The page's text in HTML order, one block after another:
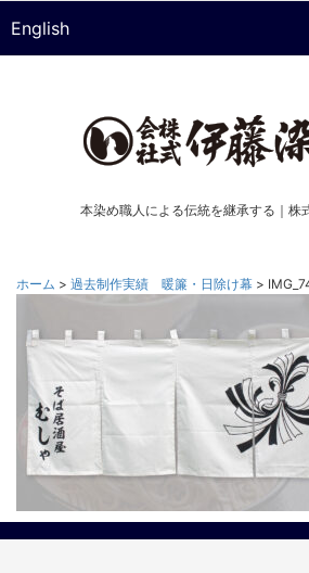
English
本染め職人による伝統を継承する｜株
ホーム > 過去制作実績 暖簾・日除け幕 >